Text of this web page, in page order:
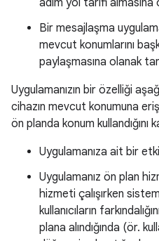
adım yol tarifi almasına
Bir mesajlaşma
mevcut konumlarını
paylaşmasına olanak
Uygulamanızın bir özelliği
cihazın mevcut konumuna
ön planda konum kullandığını
Uygulamanıza ait bir
Uygulamanız ön plan
hizmeti çalışırken
kullanıcıların
plana alındığında (ör.